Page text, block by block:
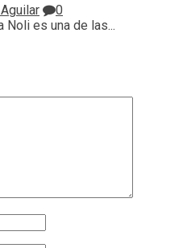
0
Noli es una de las...